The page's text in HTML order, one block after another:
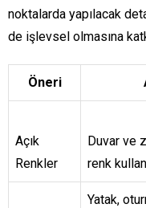
noktalarda yapılacak
de işlevsel olmasına
Öneri
Açık
Renkler
Duvar ve
renk
Yatak,